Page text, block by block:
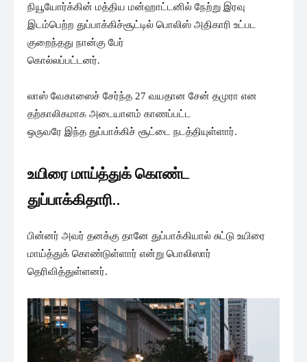
நியூயோர்க்கின் மத்திய மன்ஹாட்டனில் நேற்று இரவு
இடம்பெற்ற துப்பாக்கிச்சூட்டில் பொலிஸ் அதிகாரி உட்பட
குறைந்தது நான்கு பேர்
கொல்லப்பட்டனர்.
லாஸ் வேகாஸைச் சேர்ந்த 27 வயதான சேன் தமுரா என
தற்காலிகமாக அடையாளம் காணப்பட்ட
ஒருவரே இந்த துப்பாக்கிச் சூட்டை நடத்தியுள்ளார்.
உயிரை மாய்த்துக் கொண்ட
துப்பாக்கிதாரி..
பின்னர் அவர் தனக்கு தானே துப்பாக்கியால் சுட்டு உயிரை
மாய்த்துக் கொண்டுள்ளார் என்று பொலிஸார்
தெரிவித்துள்ளனர்.